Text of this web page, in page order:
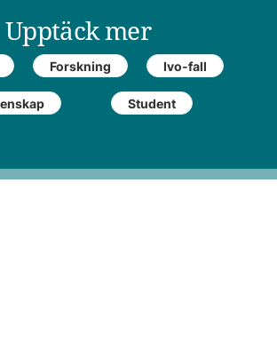
Upptäck mer
Forskning Ivo-fall
Student